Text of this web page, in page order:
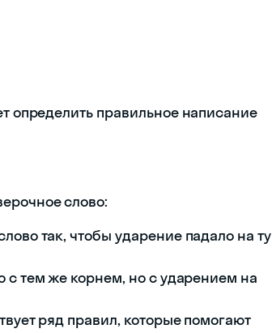
определить правильное написание
слово:
так, чтобы ударение падало на ту
с тем же корнем, но с ударением на
ряд правил, которые помогают